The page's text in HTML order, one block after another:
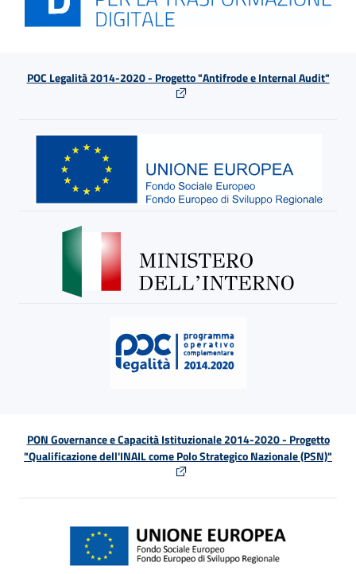
POC Legalità 2014-2020 - Progetto "Antifrode e Internal Audit"
PON Governance e Capacità Istituzionale 2014-2020 - Progetto
"Qualificazione dell'INAIL come Polo Strategico Nazionale (PSN)"